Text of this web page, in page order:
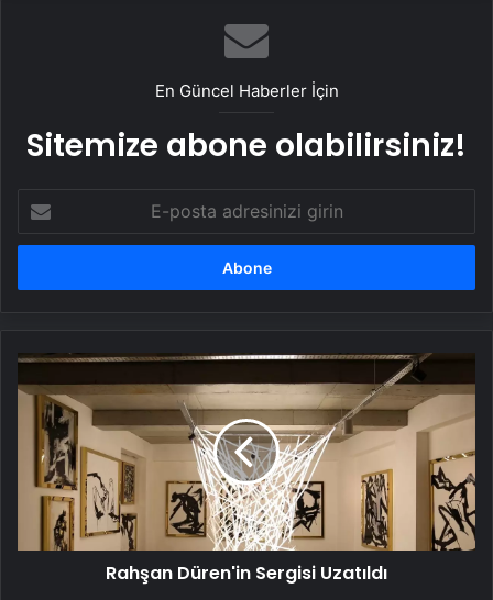
En Güncel Haberler İçin
Sitemize abone olabilirsiniz!
posta
adresinizi
Rahşan
Düren'in
Sergisi
Uzatıldı
Rahşan Düren'in Sergisi Uzatıldı